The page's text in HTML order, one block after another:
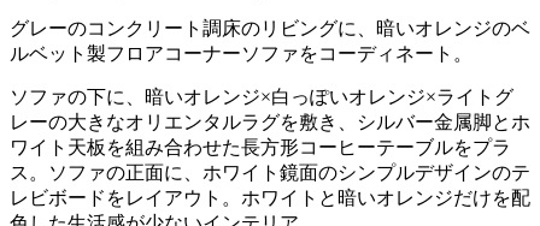
グレーのコンクリート調床のリビングに、暗いオレンジのベ
ルベット製フロアコーナーソファをコーディネート。
ソファの下に、暗いオレンジ×白っぽいオレンジ×ライトグ
レーの大きなオリエンタルラグを敷き、シルバー金属脚とホ
ワイト天板を組み合わせた長方形コーヒーテーブルをプラ
ス。ソファの正面に、ホワイト鏡面のシンプルデザインのテ
レビボードをレイアウト。ホワイトと暗いオレンジだけを配